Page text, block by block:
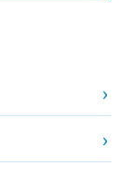
›
›